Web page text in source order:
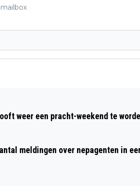
weer een pracht-weekend te
meldingen over nepagenten in